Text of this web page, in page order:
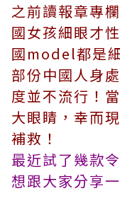
之前讀報章專
國女孩細眼才
國model都是
部份中國人身
度並不流行！
大眼睛，幸而
補救！
最近試了幾款
想跟大家分享